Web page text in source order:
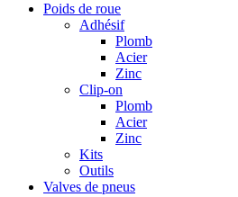
Poids de roue
Adhésif
Plomb
Acier
Zinc
Clip-on
Plomb
Acier
Zinc
Kits
Outils
Valves de pneus